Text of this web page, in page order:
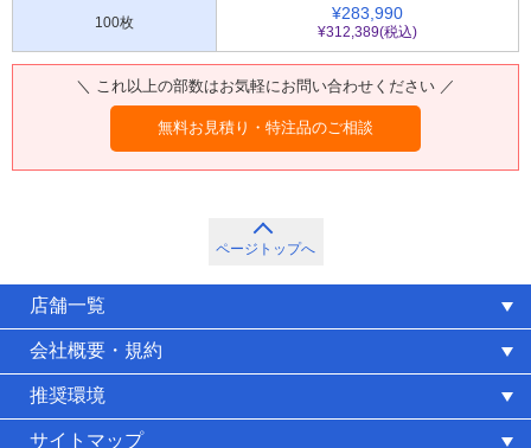
100枚 ¥283,990
¥312,389(税込)
＼ これ以上の部数はお気軽にお問い合わせください ／
無料お見積り・特注品のご相談
ページトップへ
店舗一覧
会社概要・規約
推奨環境
サイトマップ